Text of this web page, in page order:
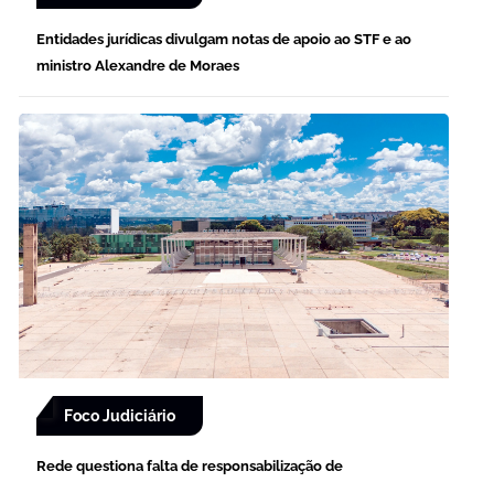
Entidades jurídicas divulgam notas de apoio ao STF e ao
ministro Alexandre de Moraes
Foco Judiciário
Rede questiona falta de responsabilização de